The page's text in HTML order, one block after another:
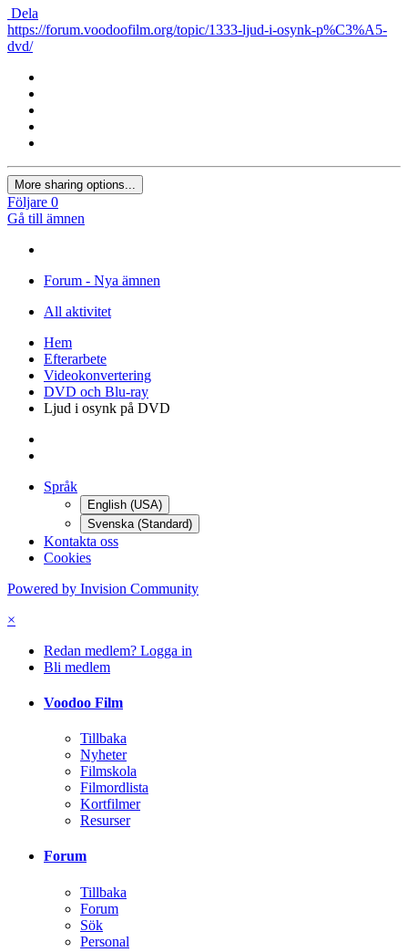
Dela
https://forum.voodoofilm.org/topic/1333-ljud-i-osynk-p%C3%A5-
dvd/
More sharing options...
Följare 0
Gå till ämnen
Forum - Nya ämnen
All aktivitet
Hem
Efterarbete
Videokonvertering
DVD och Blu-ray
Ljud i osynk på DVD
Språk
English (USA)
Svenska (Standard)
Kontakta oss
Cookies
Powered by Invision Community
×
Redan medlem? Logga in
Bli medlem
Voodoo Film
Tillbaka
Nyheter
Filmskola
Filmordlista
Kortfilmer
Resurser
Forum
Tillbaka
Forum
Sök
Personal